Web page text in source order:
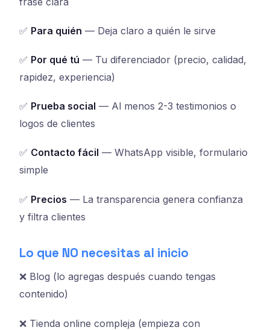
✅ Para quién — Deja claro a quién le sirve
✅ Por qué tú — Tu diferenciador (precio, calidad,
rapidez, experiencia)
✅ Prueba social — Al menos 2-3 testimonios o
logos de clientes
✅ Contacto fácil — WhatsApp visible, formulario
simple
✅ Precios — La transparencia genera confianza
y filtra clientes
Lo que NO necesitas al inicio
❌ Blog (lo agregas después cuando tengas
contenido)
❌ Tienda online compleja (empieza con